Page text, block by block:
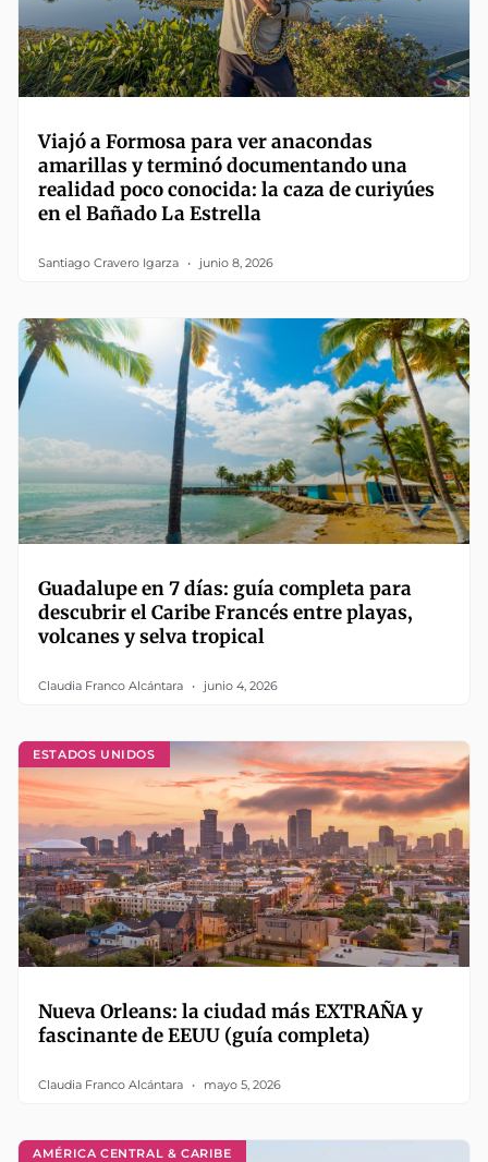
Viajó a Formosa para ver anacondas
amarillas y terminó documentando una
realidad poco conocida: la caza de curiyúes
en el Bañado La Estrella
Santiago Cravero Igarza junio 8, 2026
Guadalupe en 7 días: guía completa para
descubrir el Caribe Francés entre playas,
volcanes y selva tropical
Claudia Franco Alcántara junio 4, 2026
ESTADOS UNIDOS
Nueva Orleans: la ciudad más EXTRAÑA y
fascinante de EEUU (guía completa)
Claudia Franco Alcántara mayo 5, 2026
AMÉRICA CENTRAL & CARIBE